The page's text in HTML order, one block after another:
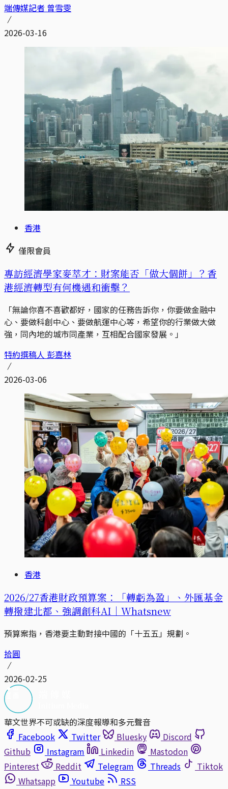
端傳媒記者 曾雪雯
2026-03-16
香港
僅限會員
專訪經濟學家麥萃才：財案能否「做大個餅」？香
港經濟轉型有何機遇和衝擊？
「無論你喜不喜歡都好，國家的任務告訴你，你要做金融中
心、要做科創中心、要做航運中心等，希望你的行業做大做
強，同內地的城市同產業，互相配合國家發展。」
特約撰稿人 彭嘉林
2026-03-06
香港
2026/27香港財政預算案：「轉虧為盈」、外匯基金
轉撥建北都、強調創科AI｜Whatsnew
預算案指，香港要主動對接中國的「十五五」規劃。
拾圓
2026-02-25
華文世界不可或缺的深度報導和多元聲音
Facebook
Twitter Bluesky
Discord
Github
Instagram Linkedin
Mastodon
Pinterest
Reddit Telegram Threads
Tiktok
Whatsapp
Youtube RSS